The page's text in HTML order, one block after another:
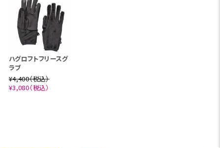
ハグロフトフリースグ
ラブ
¥4,400（税込）
¥3,080（税込）